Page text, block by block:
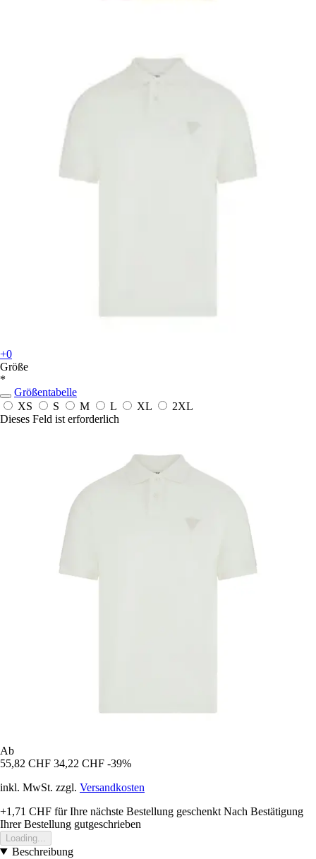
+0
Größe
*
Größentabelle
XS
S M L XL
2XL
Dieses Feld ist erforderlich
Ab
55,82 CHF 34,22 CHF -39%
inkl. MwSt. zzgl. Versandkosten
+1,71 CHF für Ihre nächste Bestellung geschenkt Nach Bestätigung
Ihrer Bestellung gutgeschrieben
Loading...
Beschreibung